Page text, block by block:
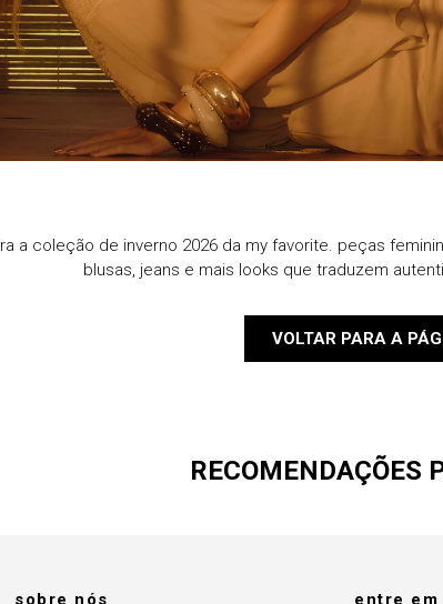
a coleção de inverno 2026 da my favorite. peças
blusas, jeans e mais looks que traduzem
VOLTAR PARA A
RECOMENDAÇÕES
8º
jaqueta
º
blazer
10º casaco